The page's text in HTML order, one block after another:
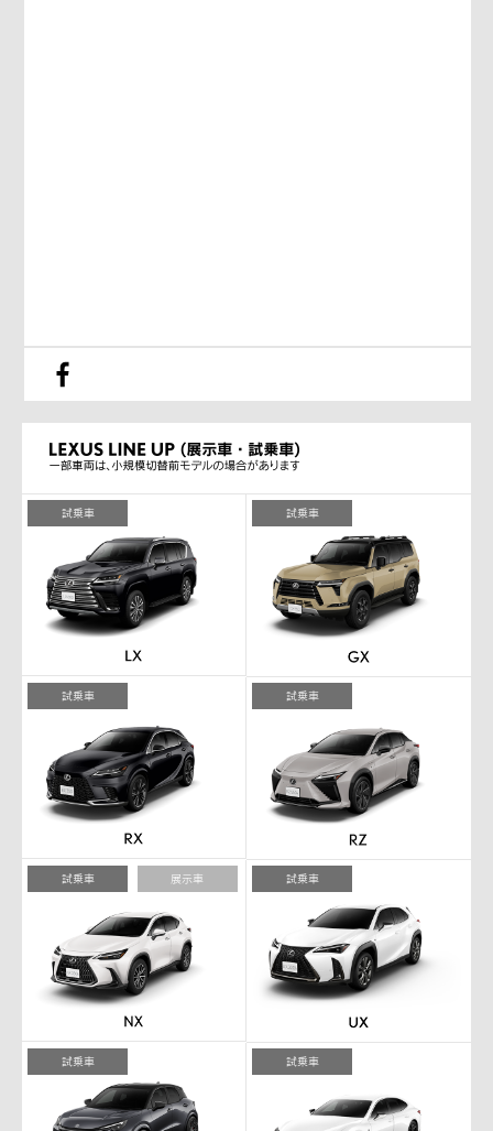
試乗車 試乗車
試乗車 試乗車
試乗車 展示車 試乗車
試乗車 試乗車